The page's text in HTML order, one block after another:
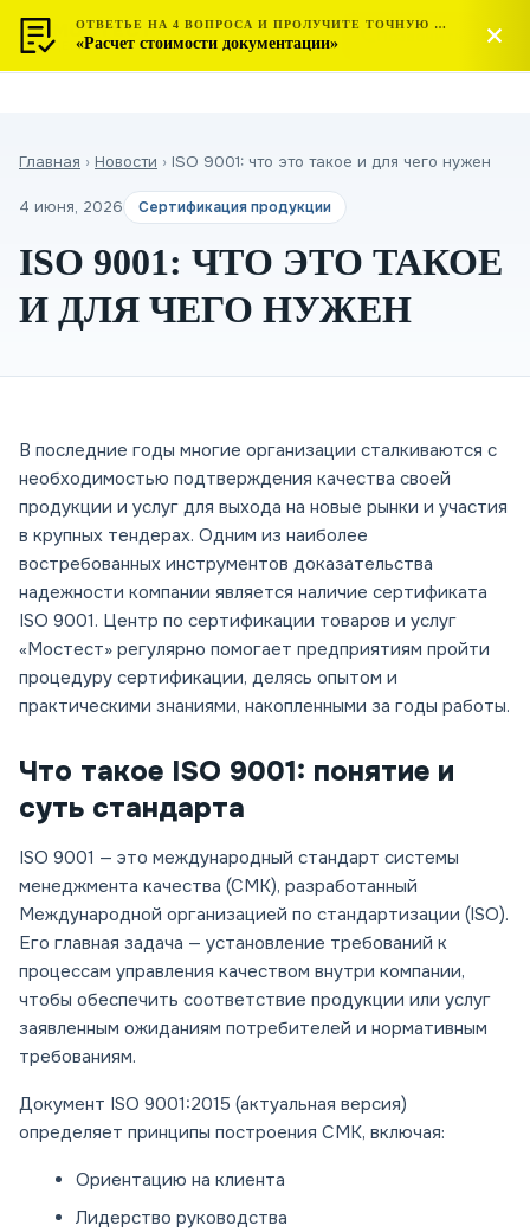
МОСТЕСТ
ЦЕНТР СЕРТИФИКАЦИИ
Главная › Новости › ISO 9001: что это такое и для чего нужен
4 июня, 2026 Сертификация продукции
ISO 9001: ЧТО ЭТО ТАКОЕ
И ДЛЯ ЧЕГО НУЖЕН
В последние годы многие организации сталкиваются с
необходимостью подтверждения качества своей
продукции и услуг для выхода на новые рынки и участия
в крупных тендерах. Одним из наиболее
востребованных инструментов доказательства
надежности компании является наличие сертификата
ISO 9001. Центр по сертификации товаров и услуг
«Мостест» регулярно помогает предприятиям пройти
процедуру сертификации, делясь опытом и
практическими знаниями, накопленными за годы работы.
Что такое ISO 9001: понятие и
суть стандарта
ISO 9001 — это международный стандарт системы
менеджмента качества (СМК), разработанный
Международной организацией по стандартизации (ISO).
Его главная задача — установление требований к
процессам управления качеством внутри компании,
чтобы обеспечить соответствие продукции или услуг
заявленным ожиданиям потребителей и нормативным
требованиям.
Документ ISO 9001:2015 (актуальная версия)
определяет принципы построения СМК, включая:
Ориентацию на клиента
Лидерство руководства
ОТВЕТЬЕ НА 4 ВОПРОСА И ПРОЛУЧИТЕ ТОЧНУЮ СТОИМОСТЬ
«Расчет стоимости документации»